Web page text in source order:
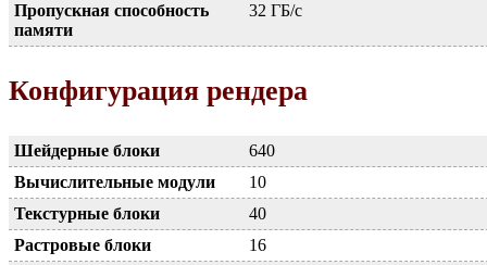
Пропускная способность
памяти
32 ГБ/с
Конфигурация рендера
Шейдерные блоки
640
Вычислительные модули
10
Текстурные блоки
40
Растровые блоки
16